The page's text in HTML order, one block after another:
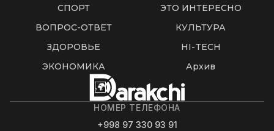
СПОРТ
ЭТО ИНТЕРЕСНО
ВОПРОС-ОТВЕТ
КУЛЬТУРА
ЗДОРОВЬЕ
HI-TECH
ЭКОНОМИКА
Архив
НОМЕР ТЕЛЕФОНА
+998 97 330 93 91